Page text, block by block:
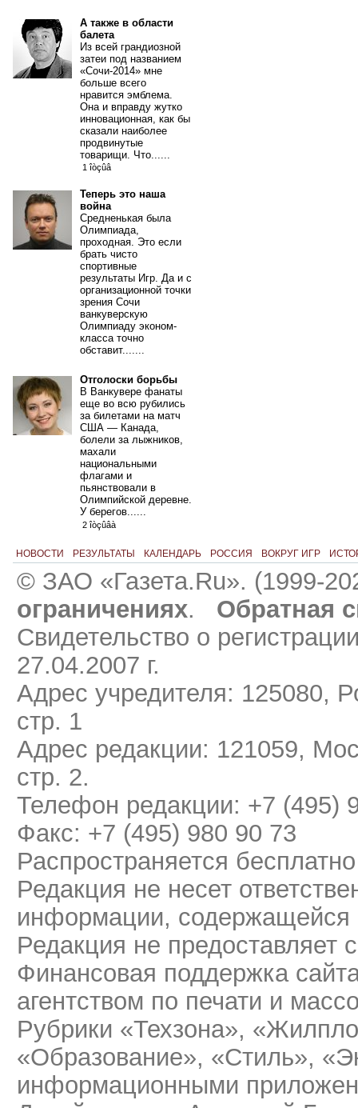
А также в области
балета
Из всей грандиозной
затеи под названием
«Сочи-2014» мне
больше всего
нравится эмблема.
Она и вправду жутко
инновационная, как бы
сказали наиболее
продвинутые
товарищи. Что......
1 îòçûâ
Теперь это наша
война
Средненькая была
Олимпиада,
проходная. Это если
брать чисто
спортивные
результаты Игр. Да и с
организационной точки
зрения Сочи
ванкуверскую
Олимпиаду эконом-
класса точно
обставит.......
Отголоски борьбы
В Ванкувере фанаты
еще во всю рубились
за билетами на матч
США — Канада,
болели за лыжников,
махали
национальными
флагами и
пьянствовали в
Олимпийской деревне.
У берегов......
2 îòçûâà
НОВОСТИ РЕЗУЛЬТАТЫ КАЛЕНДАРЬ РОССИЯ ВОКРУГ ИГР
© ЗАО «Газета.Ru». (1999-
ограничениях.
Обратная
Свидетельство о
27.04.2007 г.
Адрес учредителя: 125080,
стр. 1
Адрес редакции: 121059,
стр. 2.
Телефон редакции: +7 (495)
Факс: +7 (495) 980 90 73
Распространяется бесплатно
Редакция не несет
информации, содержащейся
Редакция не предоставляет
Финансовая поддержка
агентством по печати и
Рубрики «Техзона»,
«Образование», «Стиль»,
информационными